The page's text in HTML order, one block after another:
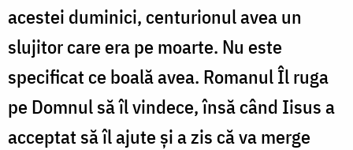
acestei duminici, centurionul avea un
slujitor care era pe moarte. Nu este
specificat ce boală avea. Romanul Îl ruga
pe Domnul să îl vindece, însă când Iisus a
acceptat să îl ajute și a zis că va merge